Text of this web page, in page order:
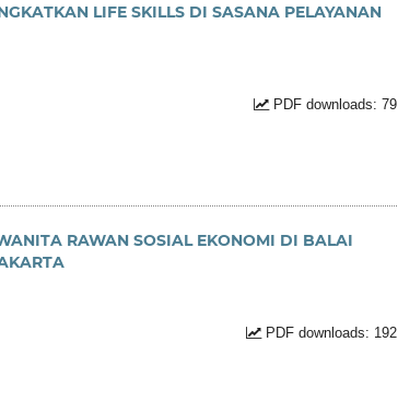
LIFE SKILLS DI SASANA PELAYANAN
PDF downloads: 79
RAWAN SOSIAL EKONOMI DI BALAI
PDF downloads: 192